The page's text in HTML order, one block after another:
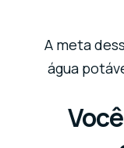
A meta
água